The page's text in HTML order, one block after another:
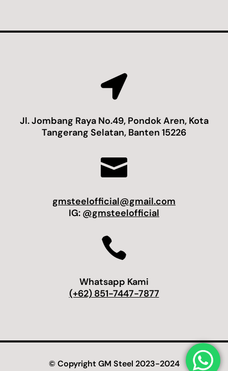

Jl. Jombang Raya No.49, Pondok Aren, Kota
Tangerang Selatan, Banten 15226

gmsteelofficial@gmail.com
IG: @gmsteelofficial

Whatsapp Kami
(+62) 851-7447-7877
© Copyright GM Steel 2023-2024